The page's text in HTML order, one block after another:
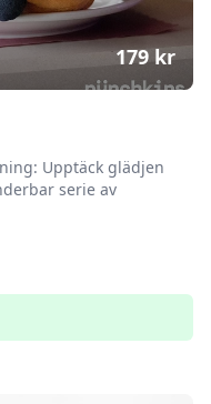
Upptäck glädjen
serie av
179kr